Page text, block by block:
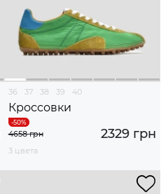
36 37 38 39 40
Кроссовки
2329 грн
4658 грн
3 цвета